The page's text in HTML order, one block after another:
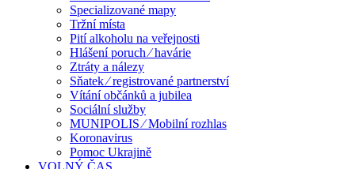
Specializované mapy
Tržní místa
Pití alkoholu na veřejnosti
Hlášení poruch ⁄ havárie
Ztráty a nálezy
Sňatek ⁄ registrované partnerství
Vítání občánků a jubilea
Sociální služby
MUNIPOLIS ⁄ Mobilní rozhlas
Koronavirus
Pomoc Ukrajině
VOLNÝ ČAS